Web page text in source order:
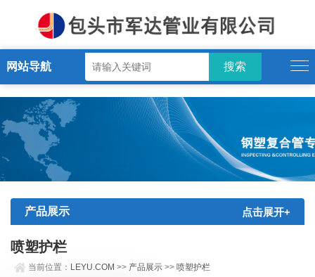
LEYU.COM
网站导航
产品展示 点击展开+
喷塑护栏
当前位置： LEYU.COM >> 产品展示 >>喷塑护栏